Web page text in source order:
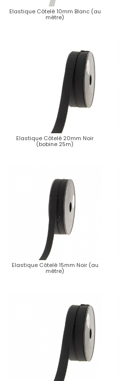
Elastique Côtelé 10mm Blanc (au
mètre)
Elastique Côtelé 20mm Noir
(bobine 25m)
Elastique Côtelé 15mm Noir (au
mètre)